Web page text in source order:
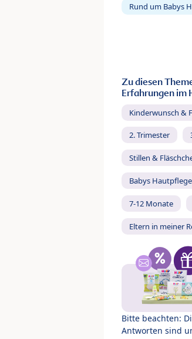
Rund um Babys
Zu diesen
Erfahrungen im
Kinderwunsch &
2. Trimester
Stillen &
Babys Hautpflege
7-12 Monate
Eltern in meiner
Bitte beachten:
Antworten sind